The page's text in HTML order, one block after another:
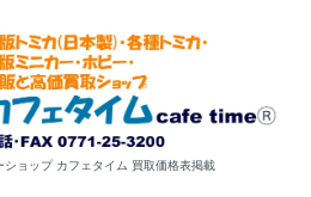
ョップ カフェタイム 買取価格表掲載